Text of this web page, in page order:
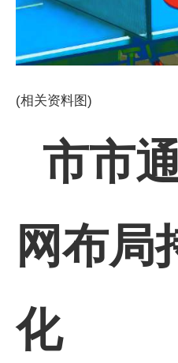
(相关资料图)
市市
网布局
化